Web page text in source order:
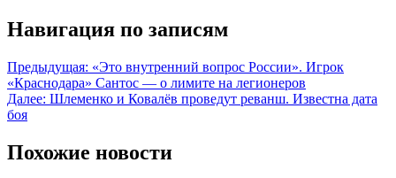
Навигация по записям
Предыдущая: «Это внутренний вопрос России». Игрок
«Краснодара» Сантос — о лимите на легионеров
Далее: Шлеменко и Ковалёв проведут реванш. Известна дата
боя
Похожие новости